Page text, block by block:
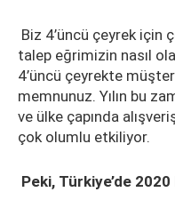
Biz 4’üncü çeyrek için
talep eğrimizin nasıl
4’üncü çeyrekte
memnunuz. Yılın bu
ve ülke çapında
çok olumlu etkiliyor.
Peki, Türkiye’de